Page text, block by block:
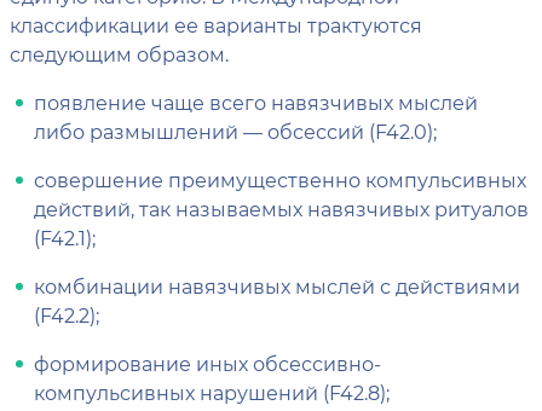
классификации ее варианты трактуются
следующим образом.
появление чаще всего навязчивых мыслей
либо размышлений — обсессий (F42.0);
совершение преимущественно компульсивных
действий, так называемых навязчивых ритуалов
(F42.1);
комбинации навязчивых мыслей с действиями
(F42.2);
формирование иных обсессивно-
компульсивных нарушений (F42.8);